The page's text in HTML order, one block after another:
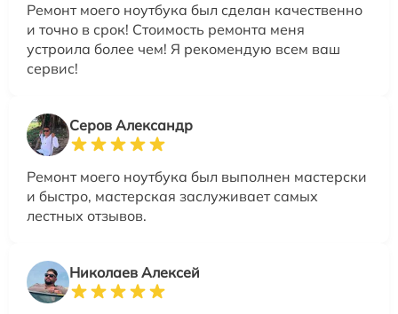
Ремонт моего ноутбука был сделан качественно
и точно в срок! Стоимость ремонта меня
устроила более чем! Я рекомендую всем ваш
сервис!
Серов Александр
Ремонт моего ноутбука был выполнен мастерски
и быстро, мастерская заслуживает самых
лестных отзывов.
Николаев Алексей